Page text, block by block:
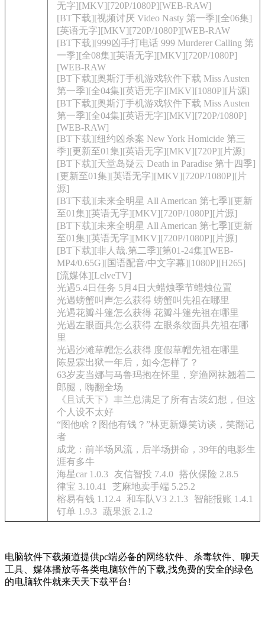
无字][MKV][720P/1080P][WEB-RAW]
[BT下载][视频讨厌 Video Nasty 第一季][全06集]
[英语无字][MKV][720P/1080P][WEB-RAW
[BT下载][999凶手打电话 999 Murderer Calling 第
一季][全08集][英语无字][MKV][720P/1080P]
[WEB-RAW
[BT下载][奥斯汀手机游戏软件下载 Miss Austen
第一季][全04集][英语无字][MKV][1080P][片源]
[BT下载][奥斯汀手机游戏软件下载 Miss Austen
第一季][全04集][英语无字][MKV][720P/1080P]
[WEB-RAW]
[BT下载][纽约凶杀案 New York Homicide 第三
季][更新至01集][英语无字][MKV][720P][片源]
[BT下载][天堂岛疑云 Death in Paradise 第十四季]
[更新至01集][英语无字][MKV][720P/1080P][片
源]
[BT下载][未来全明星 All American 第七季][更新
至01集][英语无字][MKV][720P/1080P][片源]
[BT下载][未来全明星 All American 第七季][更新
至01集][英语无字][MKV][720P/1080P][片源]
[BT下载][非人哉.第二季][第01-24集][WEB-
MP4/0.65G][国语配音/中文字幕][1080P][H265]
[流媒体][LelveTV]
光遇5.4日任务 5月4日大蜡烛季节蜡烛位置
光遇螃蟹叫声怎么获得 螃蟹叫先祖在哪里
光遇花瓣斗篷怎么获得 花瓣斗篷先祖在哪里
光遇左眼面具怎么获得 左眼条纹面具先祖在哪
里
光遇沙滩草帽怎么获得 度假草帽先祖在哪里
陈昱霖出狱一年后，如今怎样了？
63岁麦当娜与马鲁玛抱在怀里，穿渔网袜翘着二
郎腿，嗨翻全场
《且试天下》丰兰息满足了所有古装幻想，但这
个人设不太好
“图他啥？图他有钱？”林更新爆笑访谈，笑翻记
者
成龙：前半场风流，后半场拼命，39年的电影生
涯有多牛
海星car 1.0.3 友信智投 7.4.0 搭伙保险 2.8.5
律宝 3.10.41
芝麻地卖手端 5.25.2
榕易有钱 1.12.4 和车队V3 2.1.3
智能报账 1.4.1
钉单 1.9.3 蔬果派 2.1.2
电脑软件下载频道提供pc端必备的网络软件、杀毒软件、聊天
工具、媒体播放等各类电脑软件的下载,找免费的安全的绿色
的电脑软件就来天天下载平台!